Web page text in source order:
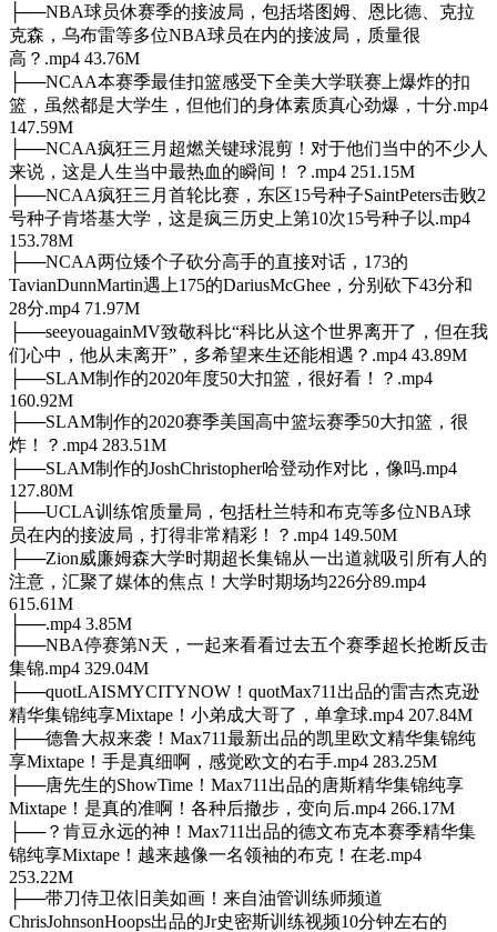
├──NBA球员休赛季的接波局，包括塔图姆、恩比德、克拉
克森，乌布雷等多位NBA球员在内的接波局，质量很
高？.mp4 43.76M
├──NCAA本赛季最佳扣篮感受下全美大学联赛上爆炸的扣
篮，虽然都是大学生，但他们的身体素质真心劲爆，十分.mp4
147.59M
├──NCAA疯狂三月超燃关键球混剪！对于他们当中的不少人
来说，这是人生当中最热血的瞬间！？.mp4 251.15M
├──NCAA疯狂三月首轮比赛，东区15号种子SaintPeters击败2
号种子肯塔基大学，这是疯三历史上第10次15号种子以.mp4
153.78M
├──NCAA两位矮个子砍分高手的直接对话，173的
TavianDunnMartin遇上175的DariusMcGhee，分别砍下43分和
28分.mp4 71.97M
├──seeyouagainMV致敬科比“科比从这个世界离开了，但在我
们心中，他从未离开”，多希望来生还能相遇？.mp4 43.89M
├──SLAM制作的2020年度50大扣篮，很好看！？.mp4
160.92M
├──SLAM制作的2020赛季美国高中篮坛赛季50大扣篮，很
炸！？.mp4 283.51M
├──SLAM制作的JoshChristopher哈登动作对比，像吗.mp4
127.80M
├──UCLA训练馆质量局，包括杜兰特和布克等多位NBA球
员在内的接波局，打得非常精彩！？.mp4 149.50M
├──Zion威廉姆森大学时期超长集锦从一出道就吸引所有人的
注意，汇聚了媒体的焦点！大学时期场均226分89.mp4
615.61M
├──.mp4 3.85M
├──NBA停赛第N天，一起来看看过去五个赛季超长抢断反击
集锦.mp4 329.04M
├──quotLAISMYCITYNOW！quotMax711出品的雷吉杰克逊
精华集锦纯享Mixtape！小弟成大哥了，单拿球.mp4 207.84M
├──德鲁大叔来袭！Max711最新出品的凯里欧文精华集锦纯
享Mixtape！手是真细啊，感觉欧文的右手.mp4 283.25M
├──唐先生的ShowTime！Max711出品的唐斯精华集锦纯享
Mixtape！是真的准啊！各种后撤步，变向后.mp4 266.17M
├──？肯豆永远的神！Max711出品的德文布克本赛季精华集
锦纯享Mixtape！越来越像一名领袖的布克！在老.mp4
253.22M
├──带刀侍卫依旧美如画！来自油管训练师频道
ChrisJohnsonHoops出品的Jr史密斯训练视频10分钟左右的